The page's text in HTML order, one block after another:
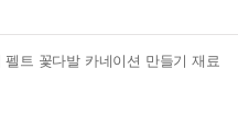
펠트 꽃다발 카네이션 만들기 재료